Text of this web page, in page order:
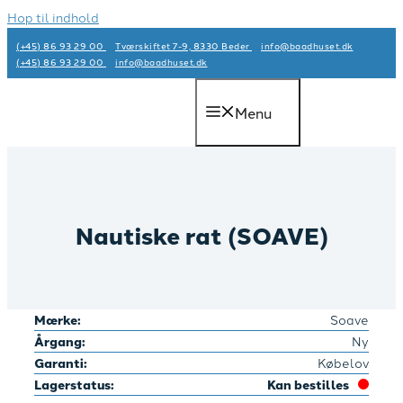
Hop til indhold
(+45) 86 93 29 00 Tværskiftet 7-9, 8330 Beder
info@baadhuset.dk​
(+45) 86 93 29 00
info@baadhuset.dk​
Menu
Nautiske rat (SOAVE)
Mærke: Soave
Årgang: Ny
Garanti: Købelov
Lagerstatus: Kan bestilles